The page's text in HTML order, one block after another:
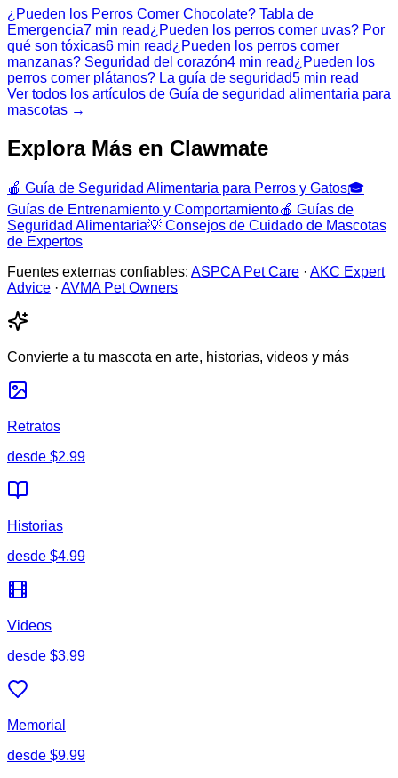
¿Pueden los Perros Comer Chocolate? Tabla de
Emergencia7 min read¿Pueden los perros comer uvas? Por
qué son tóxicas6 min read¿Pueden los perros comer
manzanas? Seguridad del corazón4 min read¿Pueden los
perros comer plátanos? La guía de seguridad5 min read
Ver todos los artículos de Guía de seguridad alimentaria para
mascotas →
Explora Más en Clawmate
🍎 Guía de Seguridad Alimentaria para Perros y Gatos🎓
Guías de Entrenamiento y Comportamiento🍎 Guías de
Seguridad Alimentaria💡 Consejos de Cuidado de Mascotas
de Expertos
Fuentes externas confiables: ASPCA Pet Care · AKC Expert
Advice · AVMA Pet Owners
Convierte a tu mascota en arte, historias, videos y más
Retratos
desde $2.99
Historias
desde $4.99
Videos
desde $3.99
Memorial
desde $9.99